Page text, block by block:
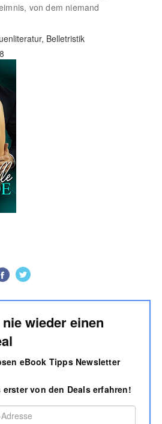
von dem niemand
Belletristik
wieder einen
eBook Tipps Newsletter
erster von den Deals erfahren!